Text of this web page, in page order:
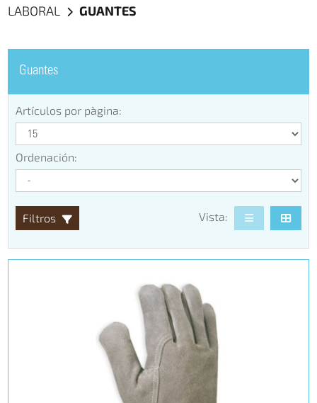
LABORAL
GUANTES
Guantes
Artículos por pàgina:
Ordenación:
Filtros Vista: